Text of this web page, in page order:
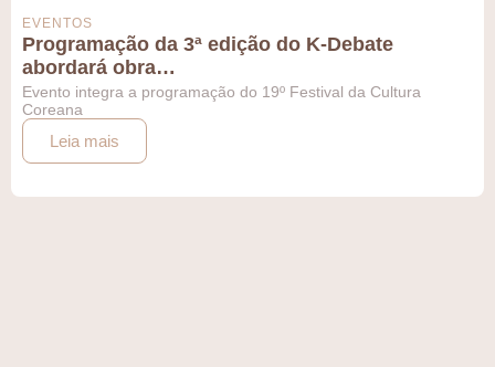
EVENTOS
Programação da 3ª edição do K-Debate
abordará obra…
Evento integra a programação do 19º Festival da Cultura
Coreana
Leia mais